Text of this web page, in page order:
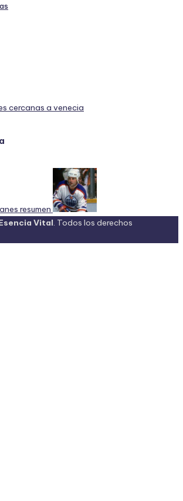
cercanas a venecia
resumen
Vital. Todos los derechos